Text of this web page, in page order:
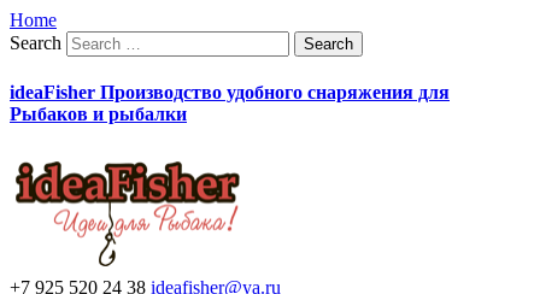
Home
Search
ideaFisher Производство удобного снаряжения для
Рыбаков и рыбалки
+7 925 520 24 38 ideafisher@ya.ru